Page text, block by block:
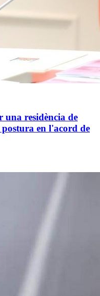
una residència de
en l'acord de